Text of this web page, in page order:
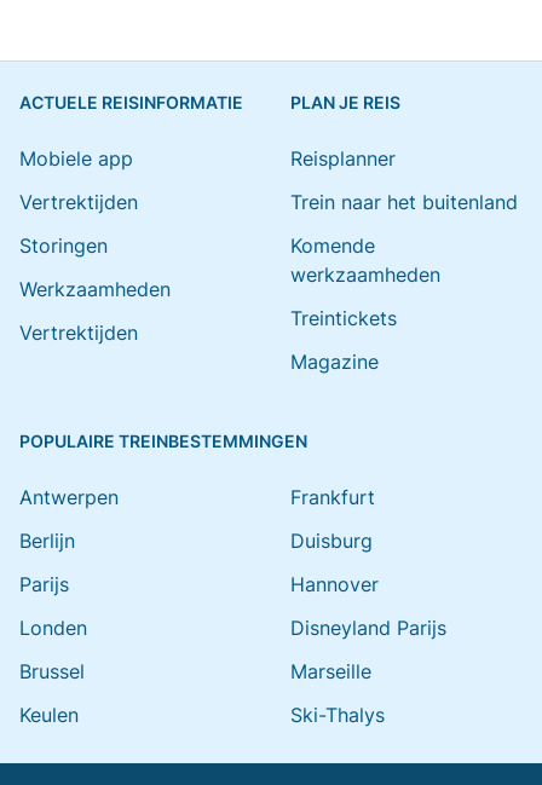
ACTUELE REISINFORMATIE
Mobiele app
Vertrektijden
Storingen
Werkzaamheden
Vertrektijden
PLAN JE REIS
Reisplanner
Trein naar het buitenland
Komende
werkzaamheden
Treintickets
Magazine
POPULAIRE TREINBESTEMMINGEN
Antwerpen
Berlijn
Parijs
Londen
Brussel
Keulen
Frankfurt
Duisburg
Hannover
Disneyland Parijs
Marseille
Ski-Thalys